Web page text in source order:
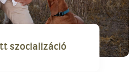
szocializáció